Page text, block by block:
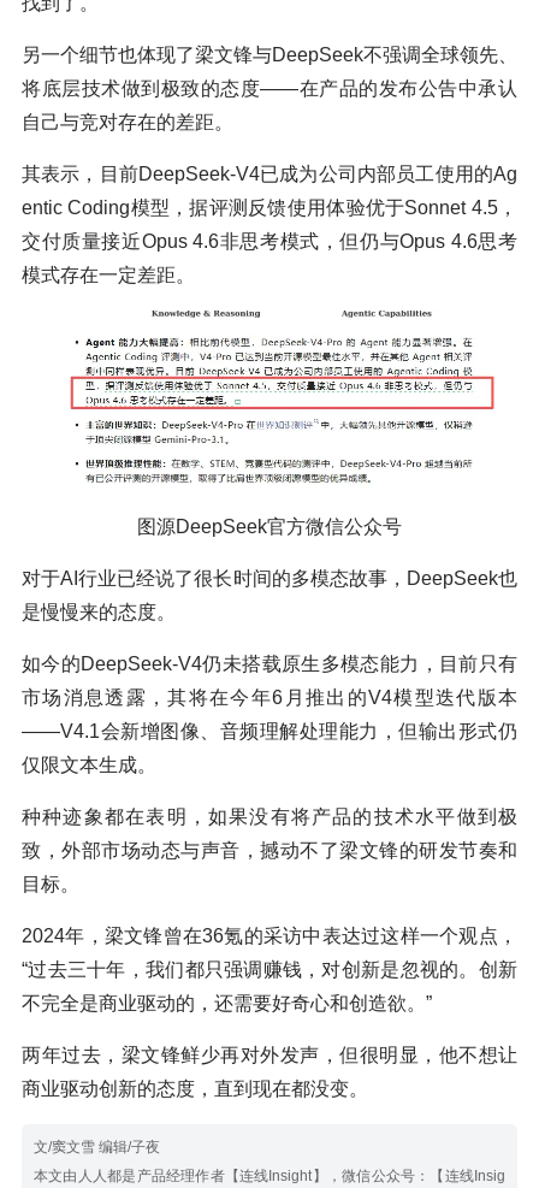
另一个细节也体现了梁文锋与DeepSeek不强调全球领先、
将底层技术做到极致的态度——在产品的发布公告中承认
自己与竞对存在的差距。
其表示，目前DeepSeek-V4已成为公司内部员工使用的Ag
entic Coding模型，据评测反馈使用体验优于Sonnet 4.5，
交付质量接近Opus 4.6非思考模式，但仍与Opus 4.6思考
模式存在一定差距。
图源DeepSeek官方微信公众号
对于AI行业已经说了很长时间的多模态故事，DeepSeek也
是慢慢来的态度。
如今的DeepSeek-V4仍未搭载原生多模态能力，目前只有
市场消息透露，其将在今年6月推出的V4模型迭代版本
——V4.1会新增图像、音频理解处理能力，但输出形式仍
仅限文本生成。
种种迹象都在表明，如果没有将产品的技术水平做到极
致，外部市场动态与声音，撼动不了梁文锋的研发节奏和
目标。
2024年，梁文锋曾在36氪的采访中表达过这样一个观点，
“过去三十年，我们都只强调赚钱，对创新是忽视的。创新
不完全是商业驱动的，还需要好奇心和创造欲。”
两年过去，梁文锋鲜少再对外发声，但很明显，他不想让
商业驱动创新的态度，直到现在都没变。
文/窦文雪 编辑/子夜
本文由人人都是产品经理作者【连线Insight】，微信公众号：【连线Insig